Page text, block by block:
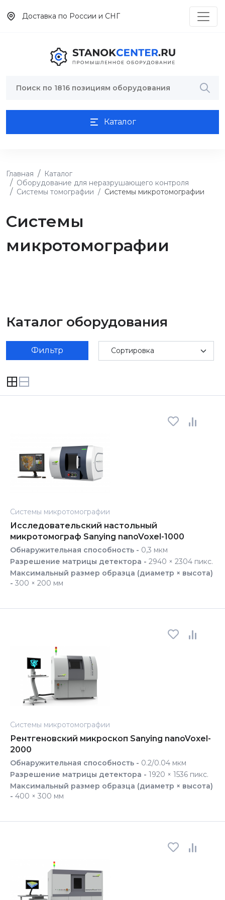
Доставка по России и СНГ
Каталог
Главная
Каталог
Оборудование для неразрушающего контроля
Системы томографии
Системы микротомографии
Системы
микротомографии
Каталог оборудования
Фильтр
Системы микротомографии
Исследовательский настольный
микротомограф Sanying nanoVoxel-1000
Обнаружительная способность - 0,3 мкм
Разрешение матрицы детектора - 2940 × 2304 пикс.
Максимальный размер образца (диаметр × высота)
- 300 × 200 мм
Системы микротомографии
Рентгеновский микроскоп Sanying nanoVoxel-
2000
Обнаружительная способность - 0.2/0.04 мкм
Разрешение матрицы детектора - 1920 × 1536 пикс.
Максимальный размер образца (диаметр × высота)
- 400 × 300 мм